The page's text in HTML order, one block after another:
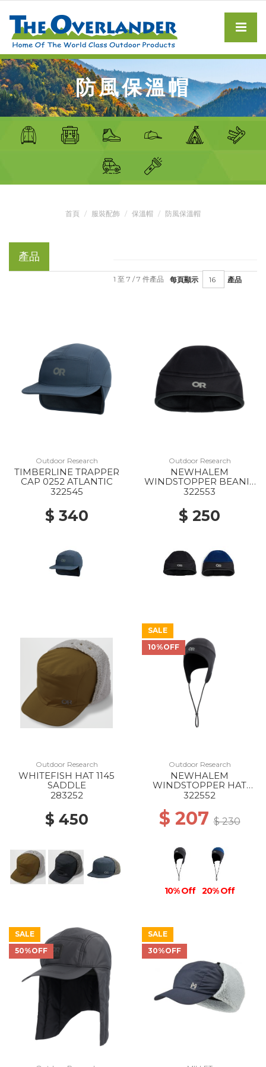
防風保溫帽
首頁 服裝配飾 保溫帽 防風保溫帽
產品
每頁顯示 產品
1 至 7 / 7 件產品
Outdoor Research
TIMBERLINE TRAPPER
CAP 0252 ATLANTIC
322545
$ 340
Outdoor Research
NEWHALEM
WINDSTOPPER BEANIE
0001 BLACK
322553
$ 250
Outdoor Research
WHITEFISH HAT 1145
SADDLE
283252
$ 450
SALE
10%OFF
Outdoor Research
NEWHALEM
WINDSTOPPER HAT
0001 BLACK
322552
$ 207$ 230
10% Off 20% Off
SALE
50%OFF
SALE
30%OFF